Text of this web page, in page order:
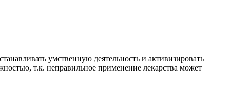
умственную деятельность и активизировать
т.к. неправильное применение лекарства может